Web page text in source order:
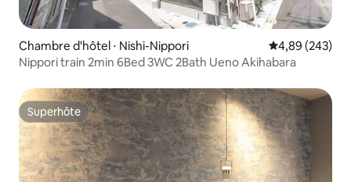
Chambre d'hôtel ⋅ Nishi-Nippori Évaluation
4,89 (243)
Nippori train 2min 6Bed 3WC 2Bath Ueno Akihabara
Superhôte
Superhôte